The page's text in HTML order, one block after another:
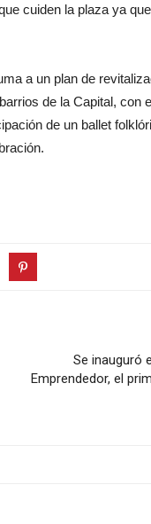
cuiden la plaza ya
a un plan de
de la Capital, con
de un ballet
Se inauguró
Emprendedor, el